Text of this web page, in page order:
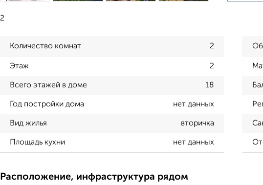
2
Количество комнат 2
Этаж 2
Всего этажей в доме 18
Год постройки дома нет данных
Вид жилья вторичка
Площадь кухни нет данных
Расположение, инфраструктура рядом